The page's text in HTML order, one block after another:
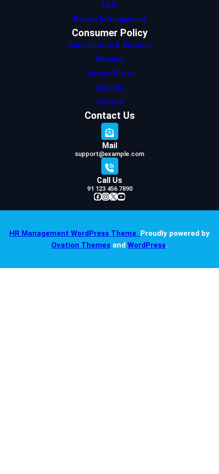
FAQ
Report Infringement
Consumer Policy
Cancellation & Returns
Sitemap
Terms Of Use
Security
Privacy
Contact Us
Mail
support@example.com
Call Us
91 123 456 7890
Facebook InstagramX YouTube
HR Management WordPress Theme. Proudly powered by
Ovation Themes and WordPress.